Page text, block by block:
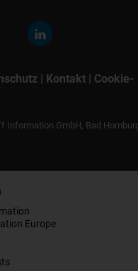
| Kontakt | Cookie-
Information GmbH, Bad
Europe